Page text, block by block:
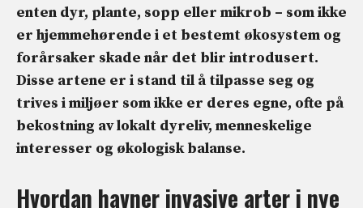
enten dyr, plante, sopp eller mikrob – som ikke
er hjemmehørende i et bestemt økosystem og
forårsaker skade når det blir introdusert.
Disse artene er i stand til å tilpasse seg og
trives i miljøer som ikke er deres egne, ofte på
bekostning av lokalt dyreliv, menneskelige
interesser og økologisk balanse.
Hvordan havner invasive arter i nye